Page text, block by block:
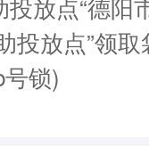
放点“德阳
投放点”领
锁)